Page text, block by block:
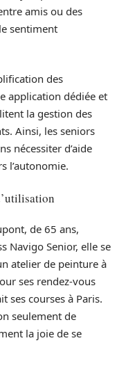
amis ou des
sentiment
des
application dédiée et
la gestion des
Ainsi, les seniors
nécessiter d’aide
l’autonomie.
de 65 ans,
Navigo Senior, elle se
atelier de peinture à
ses rendez-vous
ses courses à Paris.
seulement de
la joie de se